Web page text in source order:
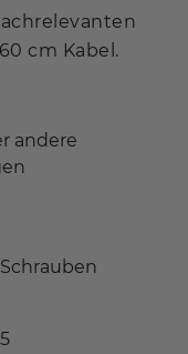
cm Kabel.
andere